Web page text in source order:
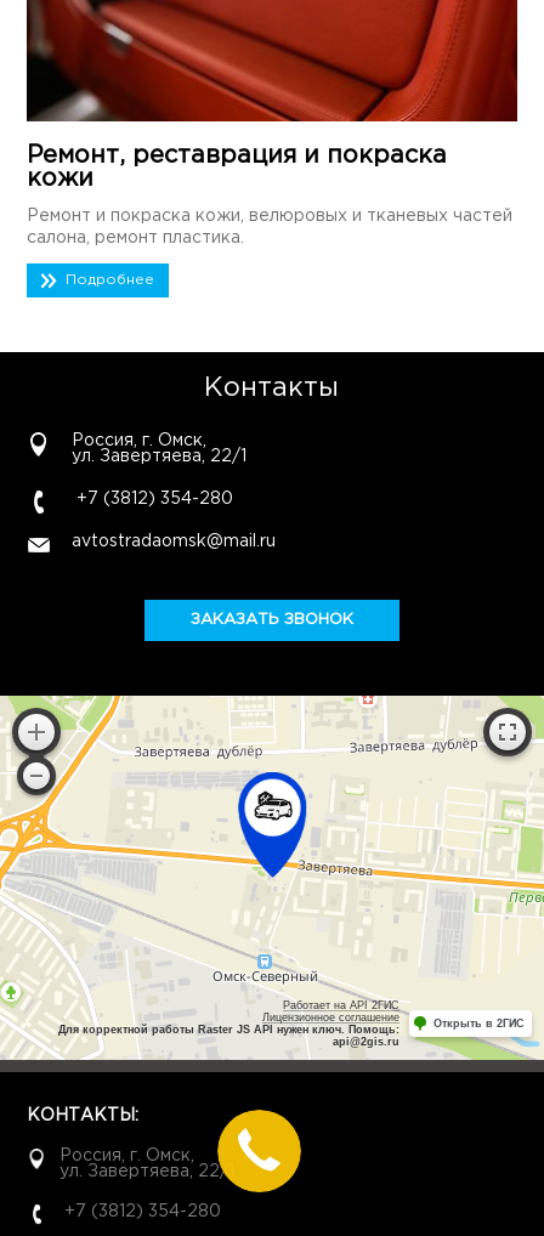
Ремонт, реставрация и покраска
кожи
Ремонт и покраска кожи, велюровых и тканевых частей
салона, ремонт пластика.
Подробнее
Контакты
Россия, г. Омск,
ул. Завертяева, 22/1
+7 (3812) 354-280
avtostradaomsk@mail.ru
ЗАКАЗАТЬ ЗВОНОК
Работает на API 2ГИС
Лицензионное соглашение
Для корректной работы Raster JS API нужен ключ. Помощь:
api@2gis.ru
Открыть в 2ГИС
КОНТАКТЫ:
Россия, г. Омск,
ул. Завертяева, 22/1
+7 (3812) 354-280